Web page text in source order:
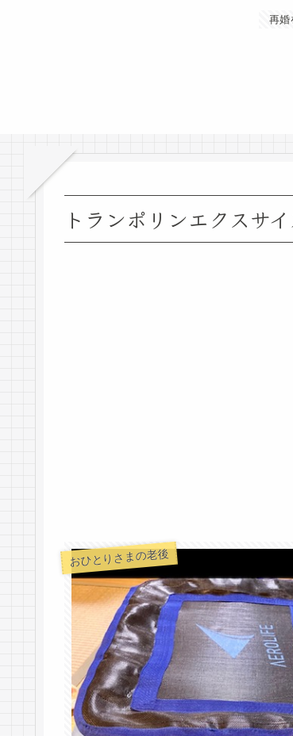
再婚
トランポリンエクスサ
おひとりさまの老後